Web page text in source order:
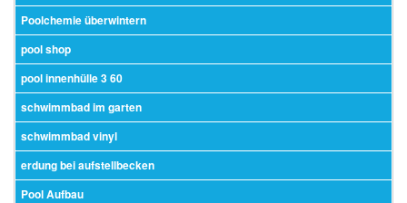
Poolchemie überwintern
pool shop
pool innenhülle 3 60
schwimmbad im garten
schwimmbad vinyl
erdung bei aufstellbecken
Pool Aufbau